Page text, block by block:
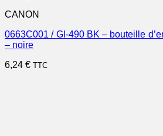
CANON
0663C001 / GI-490 BK – bouteille
– noire
6,24 € TTC